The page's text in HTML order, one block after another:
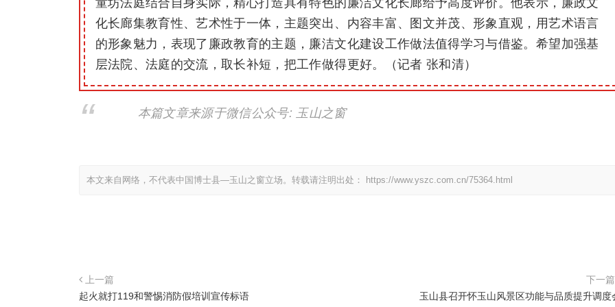
童坊法庭结合自身实际，精心打造具有特色的廉洁文化长廊给予高度评价。他表示，廉政文
化长廊集教育性、艺术性于一体，主题突出、内容丰富、图文并茂、形象直观，用艺术语言
的形象魅力，表现了廉政教育的主题，廉洁文化建设工作做法值得学习与借鉴。希望加强基
层法院、法庭的交流，取长补短，把工作做得更好。
（记者 张和清）
本篇文章来源于微信公众号: 玉山之窗
本文来自网络，不代表中国博士县—玉山之窗立场。转载请注明出处： https://www.yszc.com.cn/75364.html
上一篇
起火就打119和警惕消防假培训宣传标语
下一
玉山县召开怀玉山风景区功能与品质提升调度